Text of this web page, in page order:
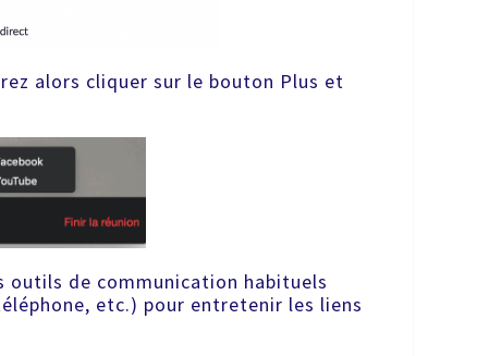
alors cliquer sur le bouton Plus et
outils de communication habituels
etc.) pour entretenir les liens